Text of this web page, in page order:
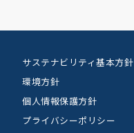
サステナビリティ基本方針
環境方針
個人情報保護方針
プライバシーポリシー